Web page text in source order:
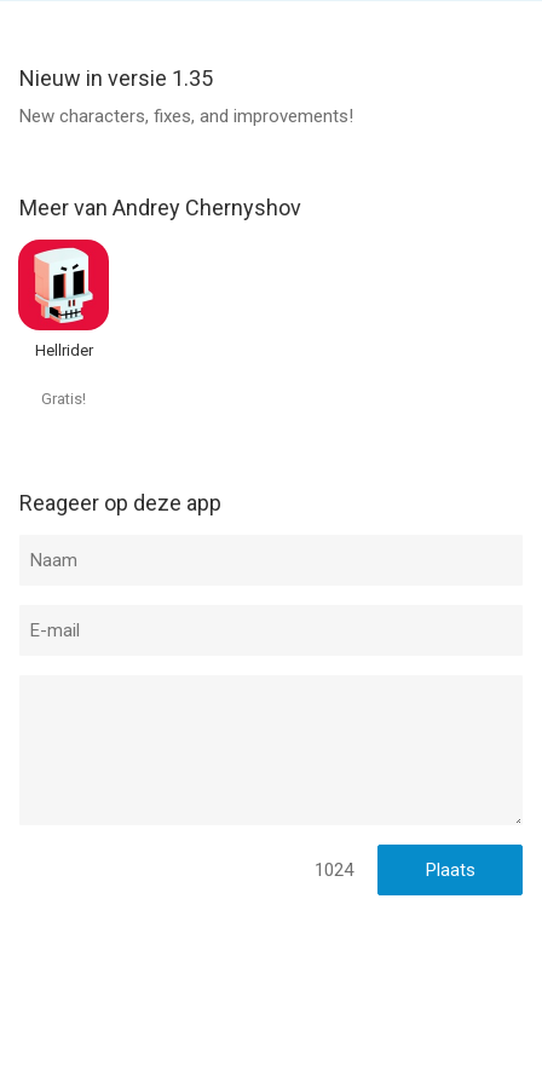
Nieuw in versie 1.35
New characters, fixes, and improvements!
Meer van Andrey Chernyshov
Hellrider
Gratis!
Reageer op deze app
1024